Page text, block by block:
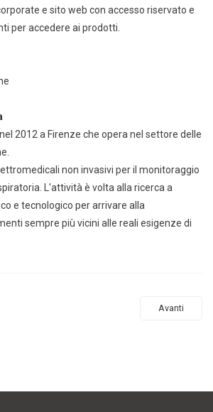
e sito web con accesso riservato e
per accedere ai prodotti.
2012 a Firenze che opera nel settore delle
non invasivi per il monitoraggio
L'attività è volta alla ricerca a
e tecnologico per arrivare alla
sempre più vicini alle reali esigenze di
Avanti